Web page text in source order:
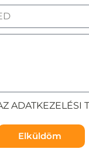
ADATKEZELÉSI
Elküldöm